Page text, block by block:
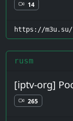
14
https://
rusm
[iptv-org]
265